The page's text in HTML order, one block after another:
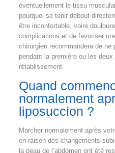
éventuellement le tissu
pourquoi se tenir debout
être inconfortable, voire
complications et de favoriser
chirurgien recommandera de ne
pendant la première ou les
rétablissement.
Quand
normalement
liposuccion ?
Marcher normalement après
en raison des changements
la peau de l’abdomen ont été